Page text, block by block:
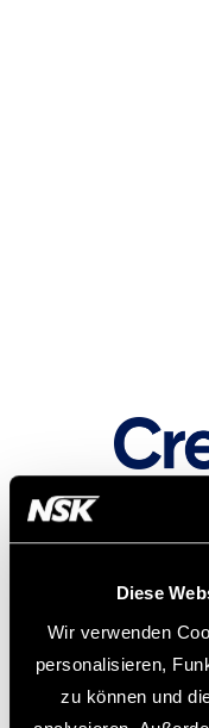
Diese
Wir verwenden
personalisieren,
zu können und